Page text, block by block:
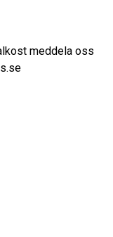
meddela oss